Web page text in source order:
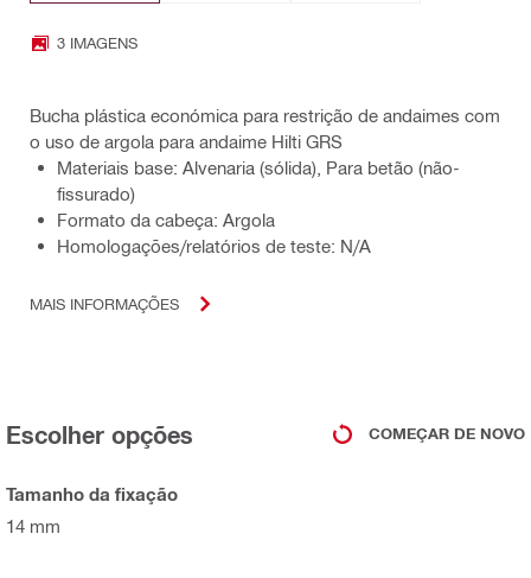
3 IMAGENS
Bucha plástica económica para restrição de andaimes com
o uso de argola para andaime Hilti GRS
Materiais base: Alvenaria (sólida), Para betão (não-
fissurado)
Formato da cabeça: Argola
Homologações/relatórios de teste: N/A
MAIS INFORMAÇÕES
Escolher opções COMEÇAR DE NOVO
Tamanho da fixação
14 mm